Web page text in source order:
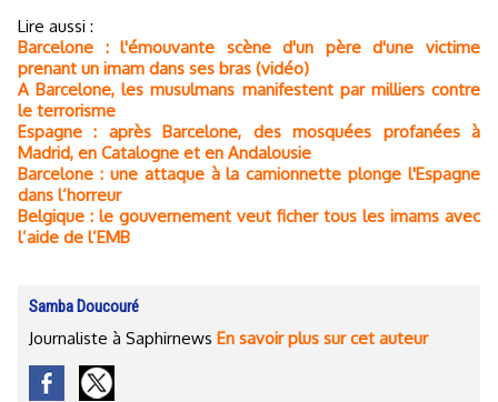
Lire aussi :
Barcelone : l'émouvante scène d'un père d'une victime
prenant un imam dans ses bras (vidéo)
A Barcelone, les musulmans manifestent par milliers contre
le terrorisme
Espagne : après Barcelone, des mosquées profanées à
Madrid, en Catalogne et en Andalousie
Barcelone : une attaque à la camionnette plonge l'Espagne
dans l’horreur
Belgique : le gouvernement veut ficher tous les imams avec
l’aide de l’EMB
Samba Doucouré
Journaliste à Saphirnews En savoir plus sur cet auteur